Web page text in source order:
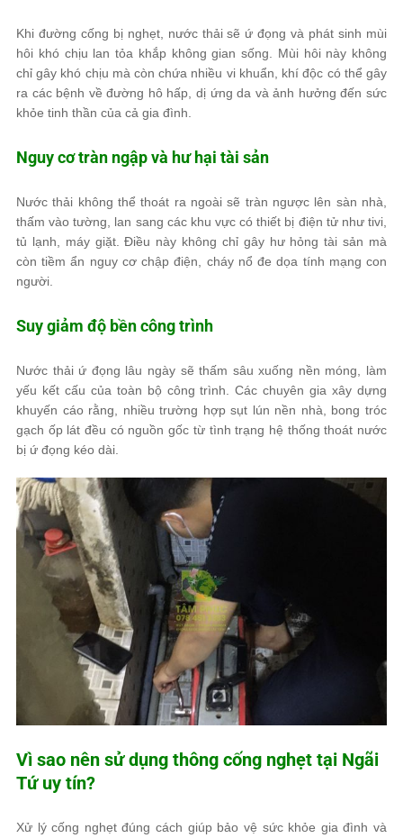
Khi đường cống bị nghẹt, nước thải sẽ ứ đọng và phát sinh mùi
hôi khó chịu lan tỏa khắp không gian sống. Mùi hôi này không
chỉ gây khó chịu mà còn chứa nhiều vi khuẩn, khí độc có thể gây
ra các bệnh về đường hô hấp, dị ứng da và ảnh hưởng đến sức
khỏe tinh thần của cả gia đình.
Nguy cơ tràn ngập và hư hại tài sản
Nước thải không thể thoát ra ngoài sẽ tràn ngược lên sàn nhà,
thấm vào tường, lan sang các khu vực có thiết bị điện tử như tivi,
tủ lạnh, máy giặt. Điều này không chỉ gây hư hỏng tài sản mà
còn tiềm ẩn nguy cơ chập điện, cháy nổ đe dọa tính mạng con
người.
Suy giảm độ bền công trình
Nước thải ứ đọng lâu ngày sẽ thấm sâu xuống nền móng, làm
yếu kết cấu của toàn bộ công trình. Các chuyên gia xây dựng
khuyến cáo rằng, nhiều trường hợp sụt lún nền nhà, bong tróc
gạch ốp lát đều có nguồn gốc từ tình trạng hệ thống thoát nước
bị ứ đọng kéo dài.
Vì sao nên sử dụng thông cống nghẹt tại Ngãi
Tứ uy tín?
Xử lý cống nghẹt đúng cách giúp bảo vệ sức khỏe gia đình và